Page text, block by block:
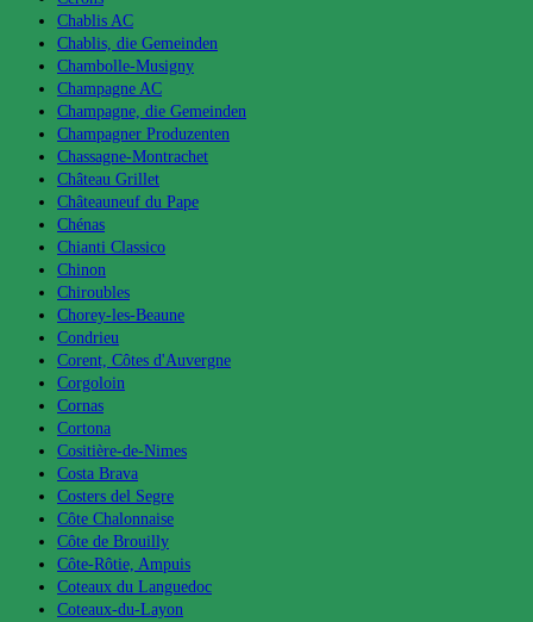
Chablis AC
Chablis, die Gemeinden
Chambolle-Musigny
Champagne AC
Champagne, die Gemeinden
Champagner Produzenten
Chassagne-Montrachet
Château Grillet
Châteauneuf du Pape
Chénas
Chianti Classico
Chinon
Chiroubles
Chorey-les-Beaune
Condrieu
Corent, Côtes d'Auvergne
Corgoloin
Cornas
Cortona
Cositière-de-Nimes
Costa Brava
Costers del Segre
Côte Chalonnaise
Côte de Brouilly
Côte-Rôtie, Ampuis
Coteaux du Languedoc
Coteaux-du-Layon